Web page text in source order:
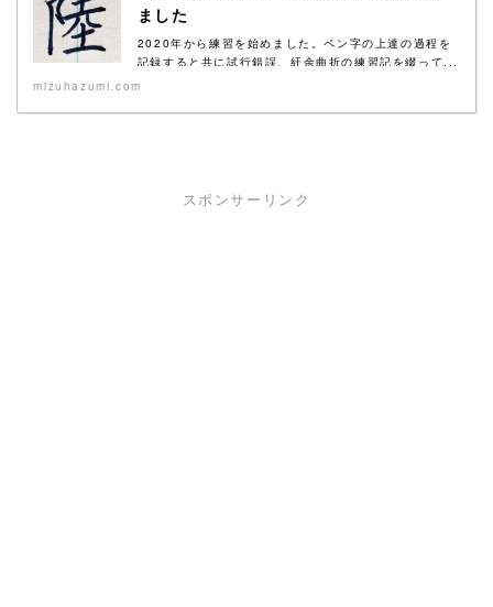
ました
2020年から練習を始めました。ペン字の上達の過程を
記録すると共に試行錯誤、紆余曲折の練習記を綴って...
mizuhazumi.com
スポンサーリンク